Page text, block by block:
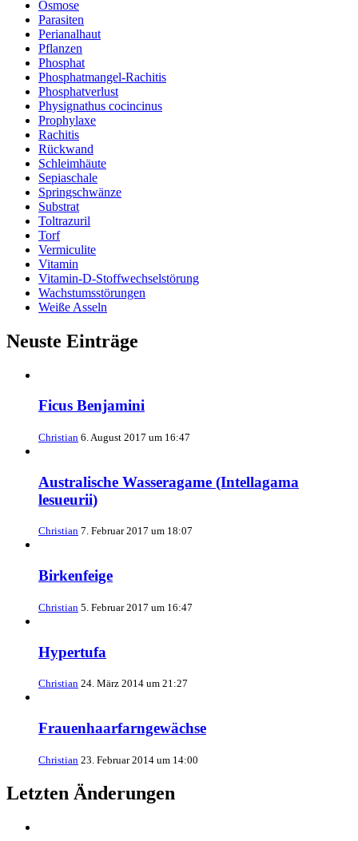
Osmose
Parasiten
Perianalhaut
Pflanzen
Phosphat
Phosphatmangel-Rachitis
Phosphatverlust
Physignathus cocincinus
Prophylaxe
Rachitis
Rückwand
Schleimhäute
Sepiaschale
Springschwänze
Substrat
Toltrazuril
Torf
Vermiculite
Vitamin
Vitamin-D-Stoffwechselstörung
Wachstumsstörungen
Weiße Asseln
Neuste Einträge
Ficus Benjamini
Christian 6. August 2017 um 16:47
Australische Wasseragame (Intellagama
lesueurii)
Christian 7. Februar 2017 um 18:07
Birkenfeige
Christian 5. Februar 2017 um 16:47
Hypertufa
Christian 24. März 2014 um 21:27
Frauenhaarfarngewächse
Christian 23. Februar 2014 um 14:00
Letzten Änderungen